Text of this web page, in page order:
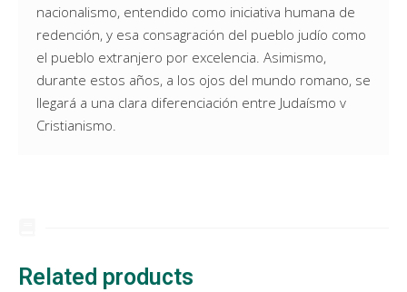
nacionalismo, entendido como iniciativa humana de
redención, y esa consagración del pueblo judío como
el pueblo extranjero por excelencia. Asimismo,
durante estos años, a los ojos del mundo romano, se
llegará a una clara diferenciación entre Judaísmo v
Cristianismo.
Related products